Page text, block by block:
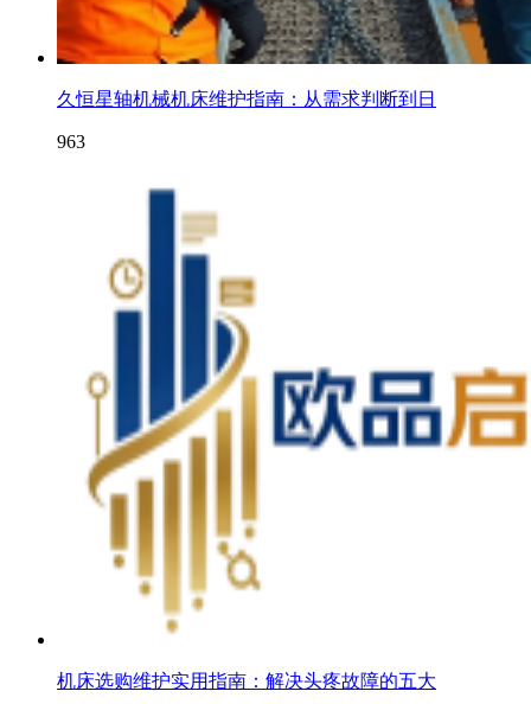
久恒星轴机械机床维护指南：从需求判断到日
963
机床选购维护实用指南：解决头疼故障的五大